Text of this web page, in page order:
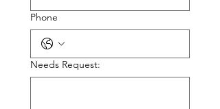
Phone
Needs Request: